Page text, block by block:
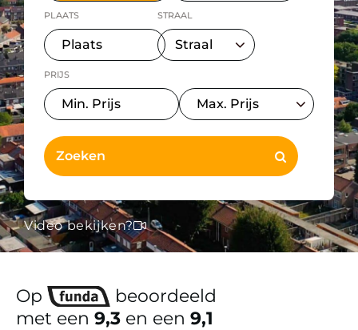
PLAATS STRAAL
PRIJS
Video bekijken?
Op
beoordeeld
met een 9,3 en een 9,1